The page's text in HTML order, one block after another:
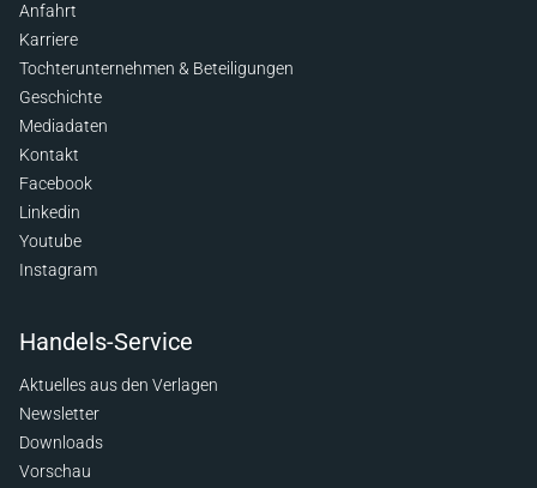
Anfahrt
Karriere
Tochterunternehmen & Beteiligungen
Geschichte
Mediadaten
Kontakt
Facebook
Linkedin
Youtube
Instagram
Handels-Service
Aktuelles aus den Verlagen
Newsletter
Downloads
Vorschau